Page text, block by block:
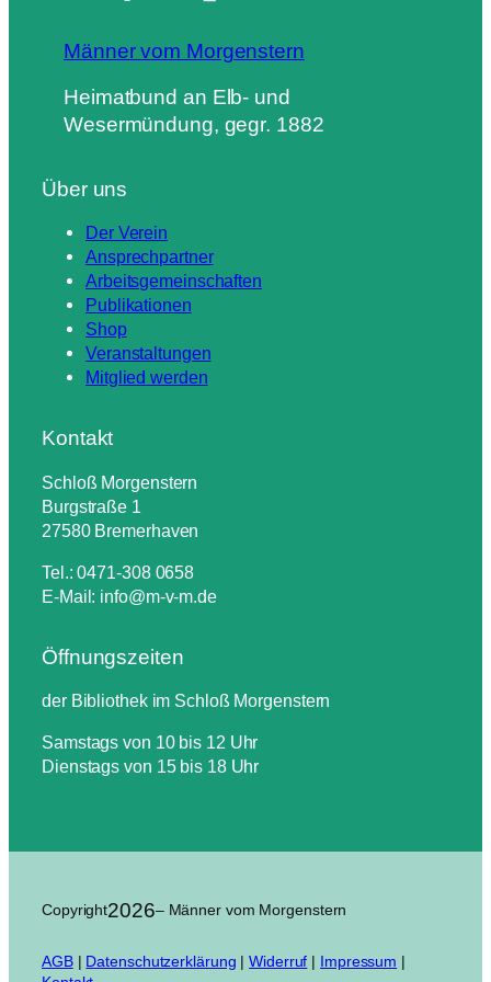
M
Männer vom Morgenstern
Heimatbund an Elb- und
Wesermündung, gegr. 1882
Über uns
Der Verein
Ansprechpartner
Arbeitsgemeinschaften
Publikationen
Shop
Veranstaltungen
Mitglied werden
Kontakt
Schloß Morgenstern
Burgstraße 1
27580 Bremerhaven
Tel.: 0471-308 0658
E-Mail: info@m-v-m.de
Öffnungszeiten
der Bibliothek im Schloß Morgenstern
Samstags von 10 bis 12 Uhr
Dienstags von 15 bis 18 Uhr
Copyright2026– Männer vom Morgenstern
AGB| Datenschutzerklärung |Widerruf | Impressum |